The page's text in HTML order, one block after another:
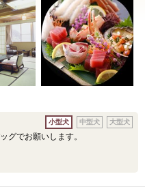
グでお願いします。
小型犬 中型犬 大型犬